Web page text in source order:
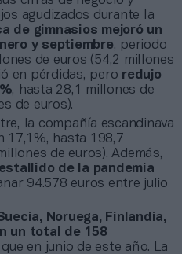
agudizados durante la
de gimnasios mejoró un
y septiembre, periodo
de euros (54,2 millones
en pérdidas, pero redujo
, hasta 28,1 millones de
de euros).
la compañía escandinava
17,1%, hasta 198,7
de euros). Además,
de la pandemia
94.578 euros entre julio
Noruega, Finlandia,
un total de 158
en junio de este año. La